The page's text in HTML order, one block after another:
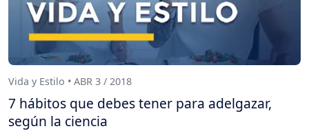
Vida y Estilo • ABR 3 / 2018
7 hábitos que debes tener para adelgazar,
según la ciencia